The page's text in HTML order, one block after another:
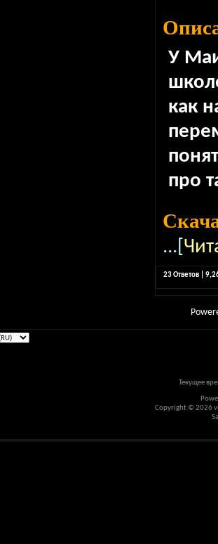
У
как
про
...[
23 Ответов |
Текущее
Copyright © 2026